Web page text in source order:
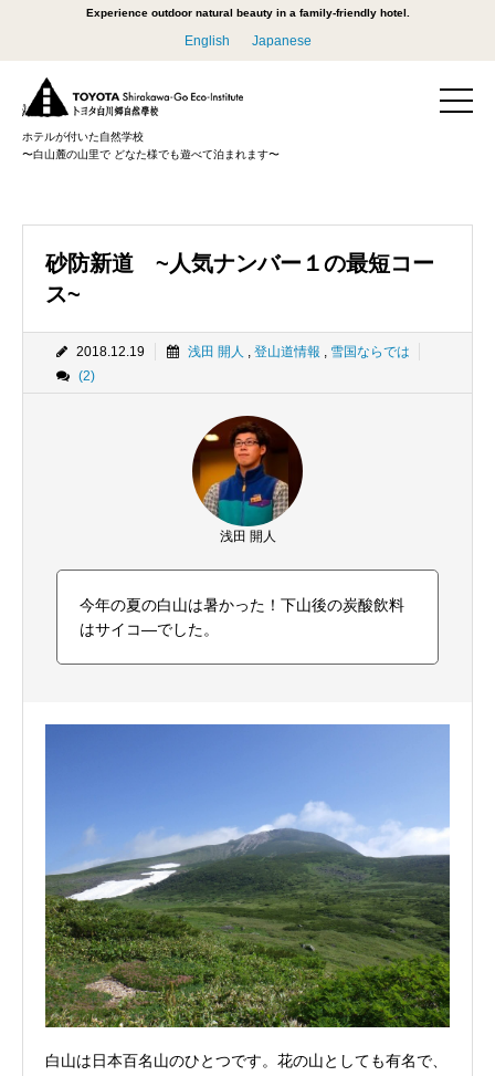
Experience outdoor natural beauty in a family-friendly hotel.
English Japanese
ホテルが付いた自然学校
〜白山麓の山里で どなた様でも遊べて泊まれます〜
砂防新道 ~人気ナンバー１の最短コー
ス~
2018.12.19 浅田 開人 , 登山道情報 , 雪国ならでは
(2)
浅田 開人
今年の夏の白山は暑かった！下山後の炭酸飲料
はサイコ―でした。
白山は日本百名山のひとつです。花の山としても有名で、